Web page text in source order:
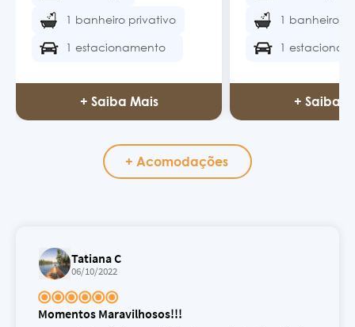
1 banheiro privativo
1 estacionamento
+ Saiba Mais
1 banheiro
1
+ Saiba
+ Acomodações
Tatiana C
06/10/2022
Momentos Maravilhosos!!!